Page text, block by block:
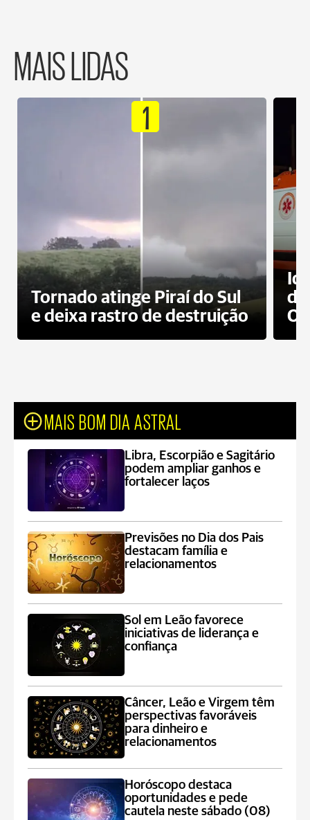
MAIS LIDAS
1
Tornado atinge Piraí do Sul
e deixa rastro de destruição
MAIS BOM DIA ASTRAL
Libra, Escorpião e Sagitário
podem ampliar ganhos e
fortalecer laços
Previsões no Dia dos Pais
destacam família e
relacionamentos
Sol em Leão favorece
iniciativas de liderança e
confiança
Câncer, Leão e Virgem têm
perspectivas favoráveis
para dinheiro e
relacionamentos
Horóscopo destaca
oportunidades e pede
cautela neste sábado (08)